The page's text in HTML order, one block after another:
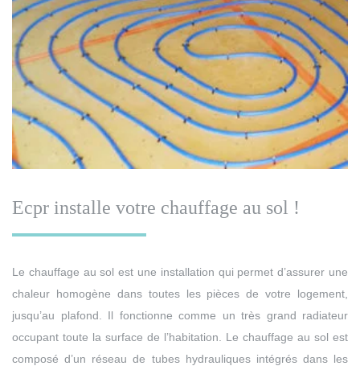
Ecpr installe votre chauffage au sol !
Le chauffage au sol est une installation qui permet d’assurer une
chaleur homogène dans toutes les pièces de votre logement,
jusqu’au plafond. Il fonctionne comme un très grand radiateur
occupant toute la surface de l’habitation. Le chauffage au sol est
composé d’un réseau de tubes hydrauliques intégrés dans les